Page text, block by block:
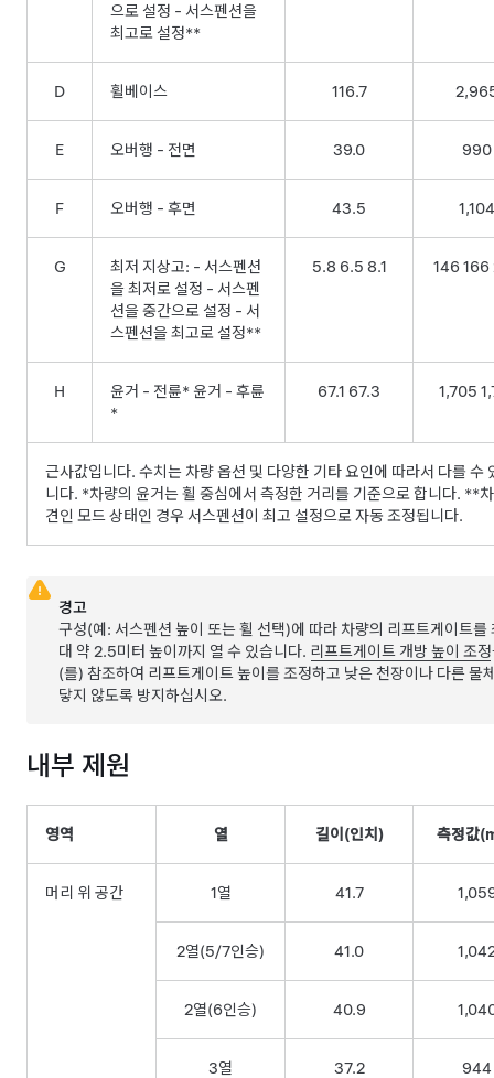
으로 설정 - 서스펜션을
최고로 설정**
D 휠베이스 116.7
E 오버행 - 전면 39.0 990
F 오버행 - 후면 43.5 1,104
G
최저 지상고: - 서스펜션
을 최저로 설정 - 서스펜
션을 중간으로 설정 - 서
스펜션을 최고로 설정**
5.8 6.5 8.1 146 166
H
윤거 - 전륜* 윤거 - 후륜
*
67.1 67.3 1,705
근사값입니다. 수치는 차량 옵션 및 다양한 기타 요인에 따라서 다를 수
니다. *차량의 윤거는 휠 중심에서 측정한 거리를 기준으로 합니다. **
견인 모드상태인 경우 서스펜션이 최고 설정으로 자동 조정됩니다.
경고
구성(예: 서스펜션 높이 또는 휠 선택)에 따라 차량의 리프트게이트를
대 약2.5미터 높이까지 열 수 있습니다. 리프트게이트 개방 높이 조정
(를) 참조하여 리프트게이트 높이를 조정하고 낮은 천장이나 다른 물
닿지 않도록 방지하십시오.
내부 제원
영역 열 길이(인치) 측정값
머리 위 공간 1열 41.7
2열(5/7인승) 41.0
2열(6인승) 40.9
3열 37.2 944